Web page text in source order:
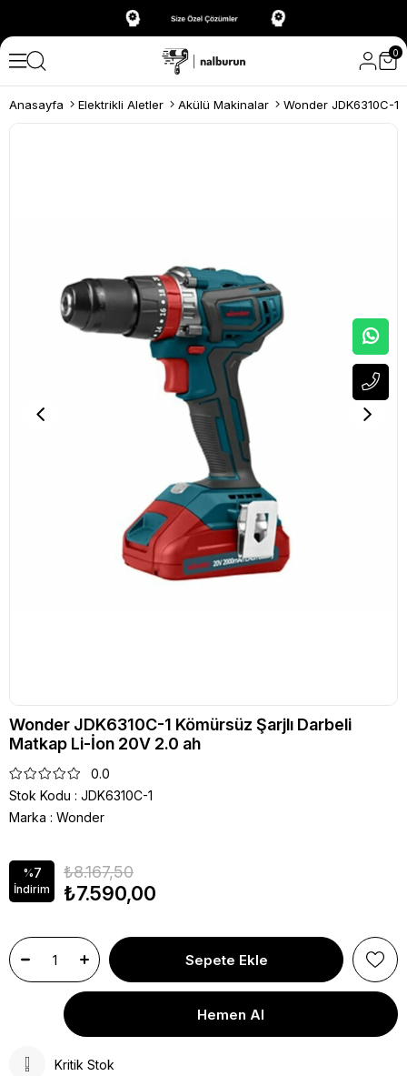
0
Anasayfa Elektrikli Aletler Akülü Makinalar
Wonder JDK6310C-1 Kömürsüz Şarjlı Darbeli
Matkap Li-İon 20V 2.0 ah
0.0
Stok Kodu
JDK6310C-1
Marka : Wonder
%7
İndirim
₺8.167,50
₺7.590,00
Kritik Stok